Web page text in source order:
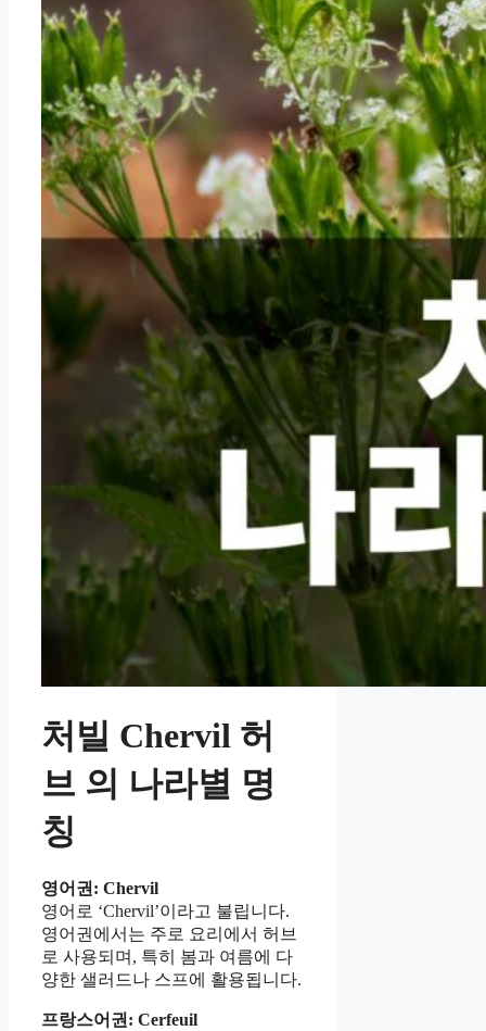
처빌 Chervil 허
브 의 나라별 명
칭
영어권: Chervil
영어로 ‘Chervil’이라고 불립니다.
영어권에서는 주로 요리에서 허브
로 사용되며, 특히 봄과 여름에 다
양한 샐러드나 스프에 활용됩니다.
프랑스어권: Cerfeuil